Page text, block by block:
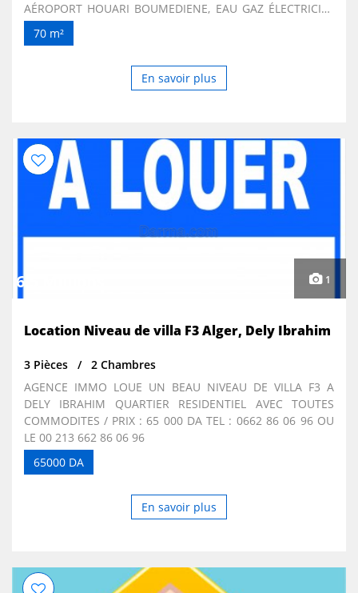
AÉROPORT HOUARI BOUMEDIENE, EAU GAZ ÉLECTRICITÉ
ET RÉSEAU TÉLÉPHONIQUE, BON VOISINAGE
70 m²
En savoir plus
6.5 Millions 1
Location Niveau de villa F3 Alger, Dely Ibrahim
3 Pièces
2 Chambres
AGENCE IMMO LOUE UN BEAU NIVEAU DE VILLA F3 A
DELY IBRAHIM QUARTIER RESIDENTIEL AVEC TOUTES
COMMODITES / PRIX : 65 000 DA TEL : 0662 86 06 96 OU
LE 00 213 662 86 06 96
65000 DA
En savoir plus